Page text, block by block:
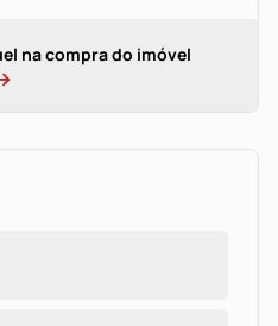
na compra do imóvel